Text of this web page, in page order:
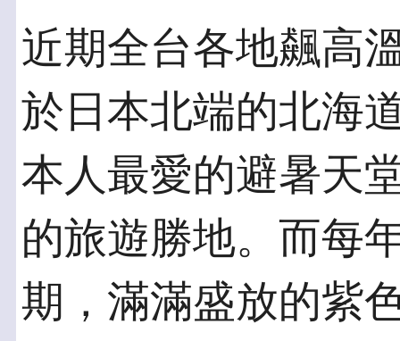
近期全台各地飆高
於日本北端的北海
本人最愛的避暑天
的旅遊勝地。而每
期，滿滿盛放的紫